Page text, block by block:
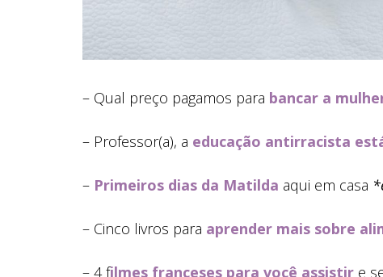
– Qual preço pagamos para bancar a
– Professor(a), a educação antirracista
– Primeiros dias da Matilda aqui em casa
– Cinco livros para aprender mais sobre
– 4 filmes franceses para você assistir e